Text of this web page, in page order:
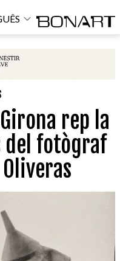
rep la
del fotògraf